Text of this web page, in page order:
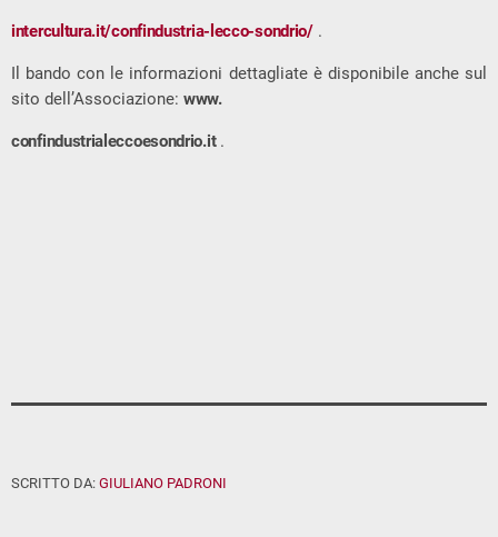
intercultura.it/confindustria-lecco-sondrio/ .
Il bando con le informazioni dettagliate è disponibile anche sul
sito dell’Associazione: www.
confindustrialeccoesondrio.it .
SCRITTO DA: GIULIANO PADRONI